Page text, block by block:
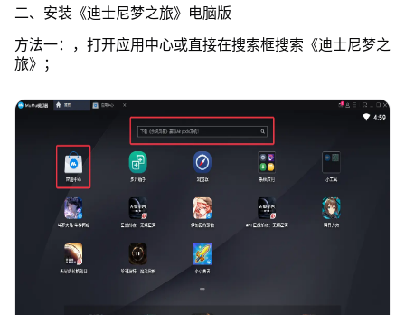
二、安装《迪士尼梦之旅》电脑版
方法一：，打开应用中心或直接在搜索框搜索《迪士尼梦之
旅》；